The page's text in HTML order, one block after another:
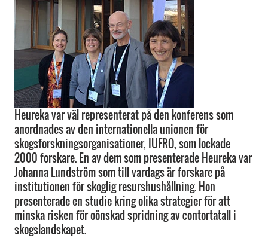
Heureka var väl representerat på den konferens som
anordnades av den internationella unionen för
skogsforskningsorganisationer, IUFRO, som lockade
2000 forskare. En av dem som presenterade Heureka var
Johanna Lundström som till vardags är forskare på
institutionen för skoglig resurshushållning. Hon
presenterade en studie kring olika strategier för att
minska risken för oönskad spridning av contortatall i
skogslandskapet.